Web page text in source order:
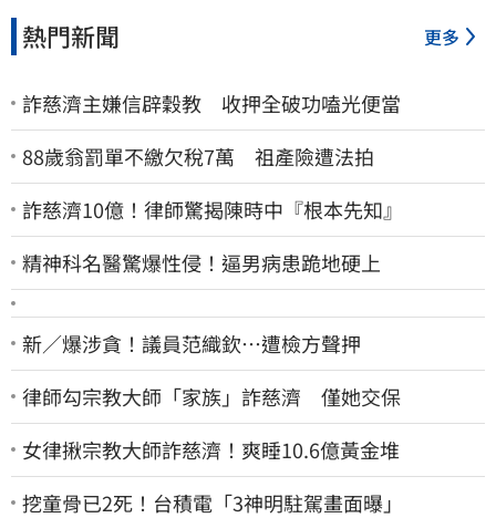
熱門新聞 更多
詐慈濟主嫌信辟穀教 收押全破功嗑光便當
88歲翁罰單不繳欠稅7萬 祖產險遭法拍
詐慈濟10億！律師驚揭陳時中『根本先知』
精神科名醫驚爆性侵！逼男病患跪地硬上
新／爆涉貪！議員范織欽…遭檢方聲押
律師勾宗教大師「家族」詐慈濟 僅她交保
女律揪宗教大師詐慈濟！爽睡10.6億黃金堆
挖童骨已2死！台積電「3神明駐駕畫面曝」